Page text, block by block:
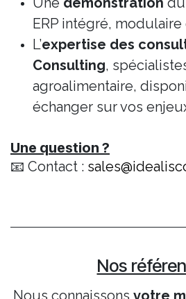
ERP intégré,
L’expertise des
Consulting,
agroalimentaire,
échanger sur vos
Une question ?
📧 Contact :
Nos
Nous connaissons votre